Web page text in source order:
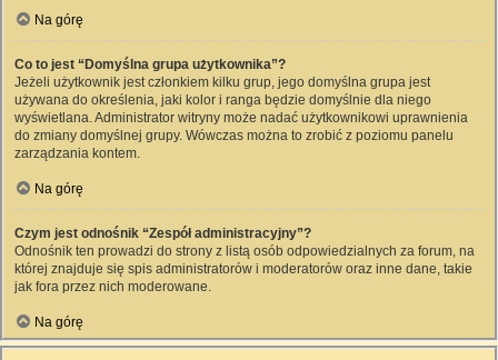
Na górę
Co to jest “Domyślna grupa użytkownika”?
Jeżeli użytkownik jest członkiem kilku grup, jego domyślna grupa jest
używana do określenia, jaki kolor i ranga będzie domyślnie dla niego
wyświetlana. Administrator witryny może nadać użytkownikowi uprawnienia
do zmiany domyślnej grupy. Wówczas można to zrobić z poziomu panelu
zarządzania kontem.
Na górę
Czym jest odnośnik “Zespół administracyjny”?
Odnośnik ten prowadzi do strony z listą osób odpowiedzialnych za forum, na
której znajduje się spis administratorów i moderatorów oraz inne dane, takie
jak fora przez nich moderowane.
Na górę